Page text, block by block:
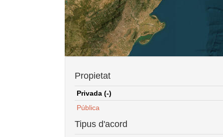
Propietat
Privada (-)
Pública
Tipus d'acord